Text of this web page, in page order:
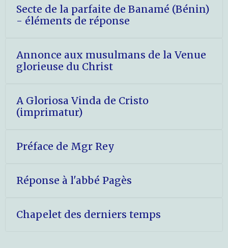
Secte de la parfaite de Banamé (Bénin)
- éléments de réponse
Annonce aux musulmans de la Venue
glorieuse du Christ
A Gloriosa Vinda de Cristo
(imprimatur)
Préface de Mgr Rey
Réponse à l'abbé Pagès
Chapelet des derniers temps